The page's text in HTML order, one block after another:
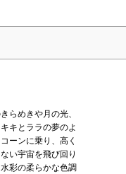
らめきや月の光、
キとララの夢のよ
ーンに乗り、高く
い宇宙を飛び回り
彩の柔らかな色調